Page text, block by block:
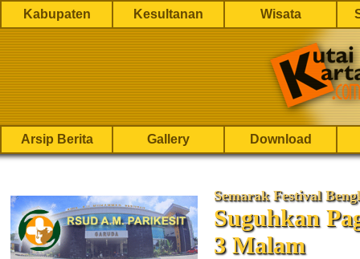
Kabupaten Kesultanan Wisata
Arsip Berita Gallery Download
Semarak Festival
Suguhkan
3 Malam